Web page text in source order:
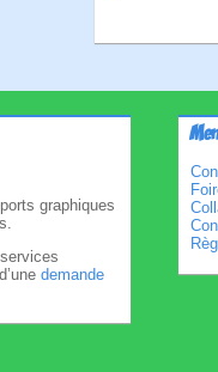
graphiques
demande